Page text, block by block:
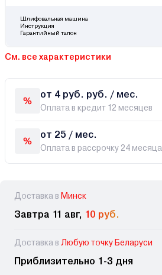
Шлифовальная машина
Инструкция
Гарантийный талон
См. все характеристики
от 4 руб. руб. / мес.
Оплата в кредит 12 месяцев
от 25 / мес.
Оплата в рассрочку 24 месяца
Доставка в Минск
Завтра 11 авг, 10 руб.
Доставка в Любую точку Беларуси
Приблизительно 1-3 дня